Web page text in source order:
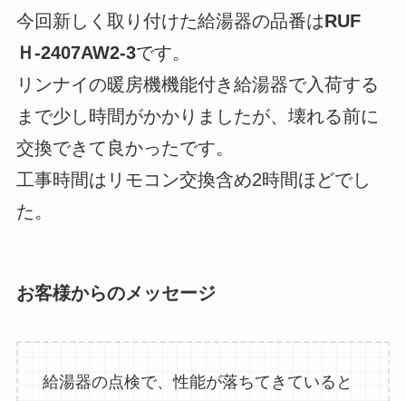
今回新しく取り付けた給湯器の品番はRUF
Ｈ-2407AW2-3です。
リンナイの暖房機機能付き給湯器で入荷する
まで少し時間がかかりましたが、壊れる前に
交換できて良かったです。
工事時間はリモコン交換含め2時間ほどでし
た。
お客様からのメッセージ
給湯器の点検で、性能が落ちてきていると